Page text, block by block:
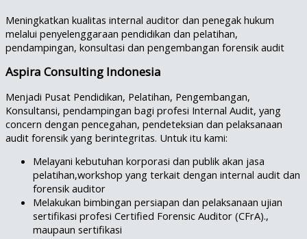
Meningkatkan kualitas internal auditor dan penegak hukum
melalui penyelenggaraan pendidikan dan pelatihan,
pendampingan, konsultasi dan pengembangan forensik audit
Aspira Consulting Indonesia
Menjadi Pusat Pendidikan, Pelatihan, Pengembangan,
Konsultansi, pendampingan bagi profesi Internal Audit, yang
concern dengan pencegahan, pendeteksian dan pelaksanaan
audit forensik yang berintegritas. Untuk itu kami:
Melayani kebutuhan korporasi dan publik akan jasa
pelatihan,workshop yang terkait dengan internal audit dan
forensik auditor
Melakukan bimbingan persiapan dan pelaksanaan ujian
sertifikasi profesi Certified Forensic Auditor (CFrA).,
maupaun sertifikasi